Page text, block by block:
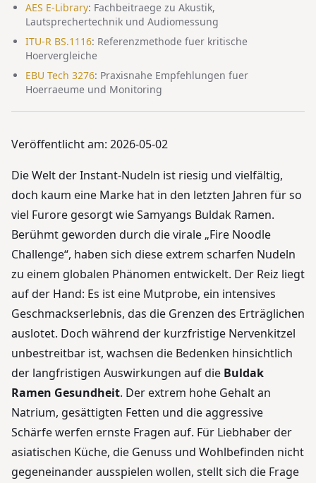
AES E-Library: Fachbeitraege zu Akustik,
Lautsprechertechnik und Audiomessung
ITU-R BS.1116: Referenzmethode fuer kritische
Hoervergleiche
EBU Tech 3276: Praxisnahe Empfehlungen fuer
Hoerraeume und Monitoring
Veröffentlicht am: 2026-05-02
Die Welt der Instant-Nudeln ist riesig und vielfältig,
doch kaum eine Marke hat in den letzten Jahren für so
viel Furore gesorgt wie Samyangs Buldak Ramen.
Berühmt geworden durch die virale „Fire Noodle
Challenge“, haben sich diese extrem scharfen Nudeln
zu einem globalen Phänomen entwickelt. Der Reiz liegt
auf der Hand: Es ist eine Mutprobe, ein intensives
Geschmackserlebnis, das die Grenzen des Erträglichen
auslotet. Doch während der kurzfristige Nervenkitzel
unbestreitbar ist, wachsen die Bedenken hinsichtlich
der langfristigen Auswirkungen auf die Buldak
Ramen Gesundheit. Der extrem hohe Gehalt an
Natrium, gesättigten Fetten und die aggressive
Schärfe werfen ernste Fragen auf. Für Liebhaber der
asiatischen Küche, die Genuss und Wohlbefinden nicht
gegeneinander ausspielen wollen, stellt sich die Frage